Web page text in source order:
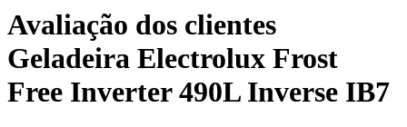
Avaliação dos clientes
Geladeira Electrolux Frost
Free Inverter 490L Inverse IB7